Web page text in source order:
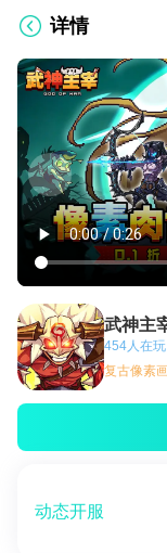
详情
武神主
454人在玩
复古像素
动态开服